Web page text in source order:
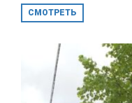
СМОТРЕТЬ